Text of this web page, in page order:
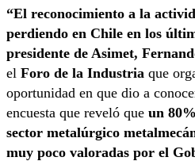
“El reconocimiento a la
perdiendo en Chile en los
presidente de Asimet,
el Foro de la Industria que
oportunidad en que dio a
encuesta que reveló que un
sector metalúrgico
muy poco valoradas por el